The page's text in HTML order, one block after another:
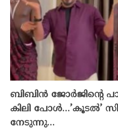
ബിബിൻ ജോർജിന്റെ
കിലി പോൾ…’കൂടൽ’
നേടുന്നു…